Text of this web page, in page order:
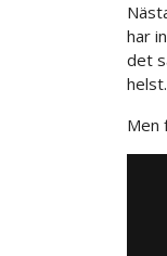
har
det
Men